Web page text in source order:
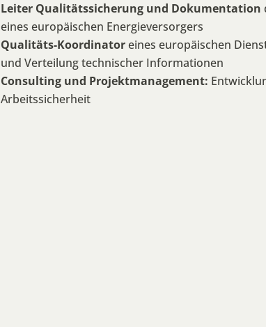
Leiter Qualitätssicherung und Dokumentation
eines europäischen Energieversorgers
Qualitäts-Koordinatoreines europäischen
und Verteilung technischer Informationen
Consulting und Projektmanagement:
Arbeitssicherheit